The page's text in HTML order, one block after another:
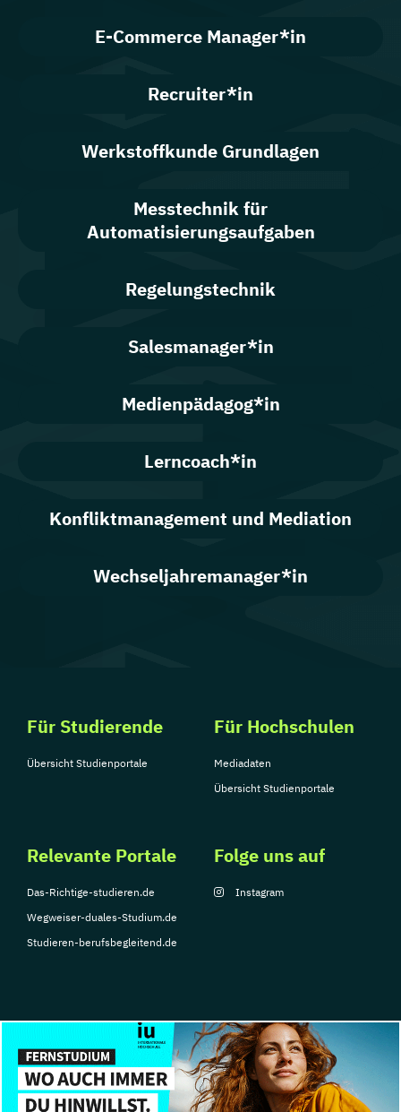
E-Commerce Manager*in
Recruiter*in
Werkstoffkunde Grundlagen
Messtechnik für
Automatisierungsaufgaben
Regelungstechnik
Salesmanager*in
Medienpädagog*in
Lerncoach*in
Konfliktmanagement und Mediation
Wechseljahremanager*in
Für Studierende
Übersicht Studienportale
Für Hochschulen
Mediadaten
Übersicht Studienportale
Relevante Portale
Das-Richtige-studieren.de
Wegweiser-duales-Studium.de
Studieren-berufsbegleitend.de
Folge uns auf
Instagram
© Copyright 2026, TarGroup Media GmbH
Impressum
Über
Datenschutzerklärung Nutzungsbedingungen